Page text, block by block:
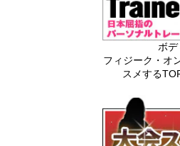
ボデ
フィジーク・オ
スメする